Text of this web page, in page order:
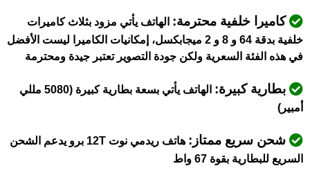
كاميرا خلفية محترمة: الهاتف يأتي مزود بثلاث كاميرات
خلفية بدقة 64 و 8 و 2 ميجابكسل، إمكانيات الكاميرا ليست الأفضل
في هذه الفئة السعرية ولكن جودة التصوير تعتبر جيدة ومحترمة
بطارية كبيرة:
الهاتف يأتي بسعة بطارية كبيرة (5080 مللي
أمبير)
شحن سريع ممتاز:
هاتف ريدمي نوت 12T برو يدعم الشحن
السريع للبطارية بقوة 67 واط